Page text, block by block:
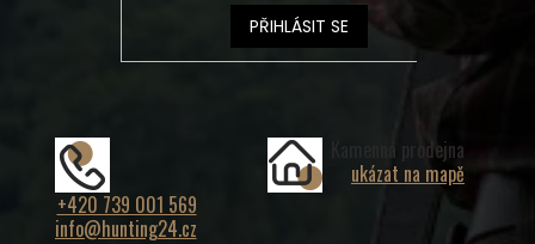
PŘIHLÁSIT SE
+420 739 001 569
info@hunting24.cz
Kamenná prodejna
ukázat na mapě